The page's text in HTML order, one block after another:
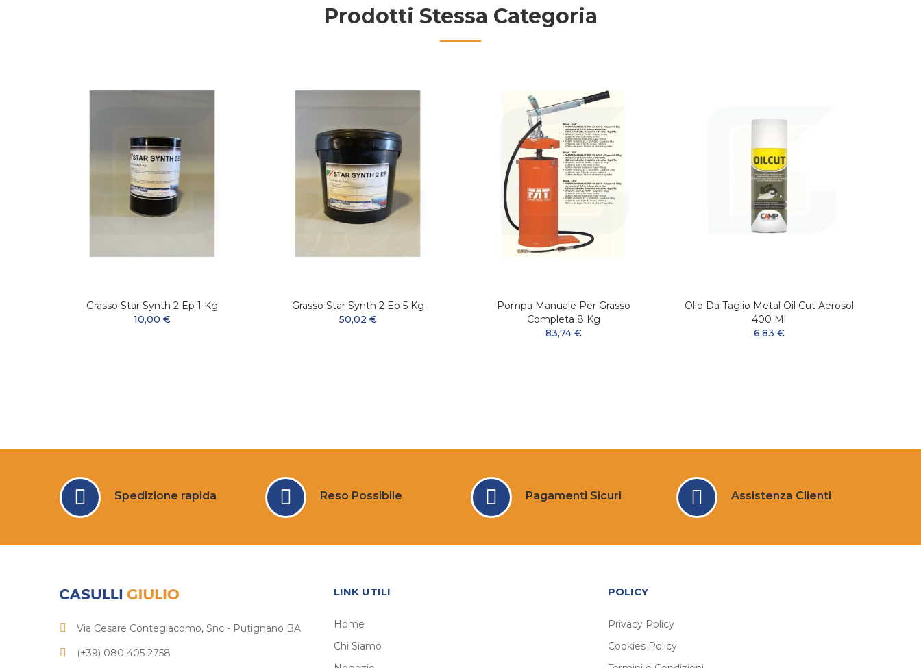
Prodotti Stessa Categoria
Grasso Star Synth 2 Ep 1 Kg
10,00 €
Grasso Star Synth 2 Ep 5 Kg
50,02 €
Pompa Manuale Per Grasso
Completa 8 Kg
83,74 €
Olio Da Taglio Metal Oil Cut Aerosol
400 Ml
6,83 €
Spedizione rapida Reso Possibile Pagamenti Sicuri Assistenza Clienti
Via Cesare Contegiacomo, Snc - Putignano BA
(+39) 080 405 2758
LINK UTILI
Home
Chi Siamo
POLICY
Privacy Policy
Cookies Policy